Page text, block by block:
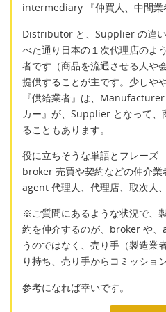
intermediary 『仲買人、中間業
Distributor と、Supplier の違
べた通り日本の１次代理店のよ
者です（商品を流通させる人や
提供することが主です。少しや
『供給業者』は、
カー』が、Supplier となって、
ることもあります。
役に立ちそうな単語とフレーズ
broker 売買や契約などの仲介業
agent 代理人、代理店、取次人
※ご質問にあるような状況で、
約を仲介するのが、broker や
うのではなく、売り手（製造業
り持ち、売り手からコミッショ
参考になれば幸いです。